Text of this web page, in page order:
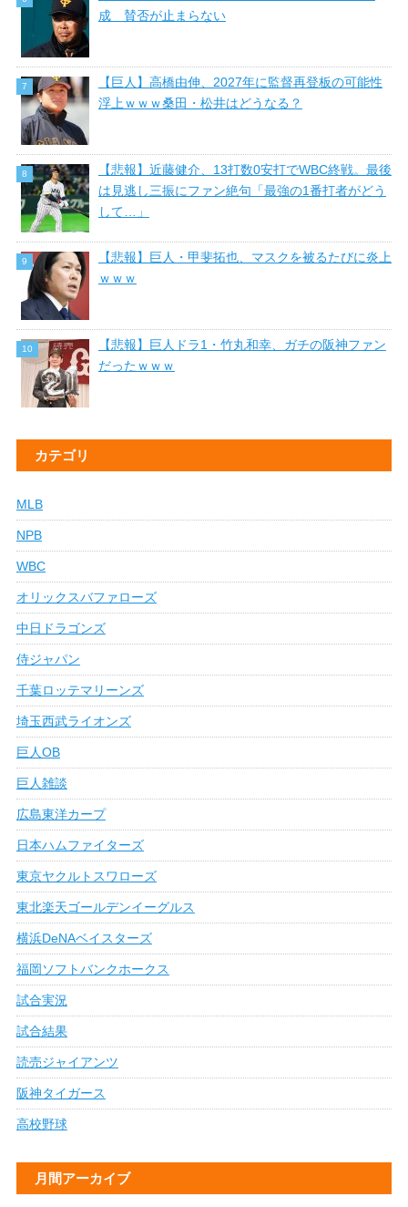
成 賛否が止まらない
【巨人】高橋由伸、2027年に監督再登板の可能性
浮上ｗｗｗ桑田・松井はどうなる？
【悲報】近藤健介、13打数0安打でWBC終戦。最後
は見逃し三振にファン絶句「最強の1番打者がどう
して…」
【悲報】巨人・甲斐拓也、マスクを被るたびに炎上
ｗｗｗ
【悲報】巨人ドラ1・竹丸和幸、ガチの阪神ファン
だったｗｗｗ
カテゴリ
MLB
NPB
WBC
オリックスバファローズ
中日ドラゴンズ
侍ジャパン
千葉ロッテマリーンズ
埼玉西武ライオンズ
巨人OB
巨人雑談
広島東洋カープ
日本ハムファイターズ
東京ヤクルトスワローズ
東北楽天ゴールデンイーグルス
横浜DeNAベイスターズ
福岡ソフトバンクホークス
試合実況
試合結果
読売ジャイアンツ
阪神タイガース
高校野球
月間アーカイブ